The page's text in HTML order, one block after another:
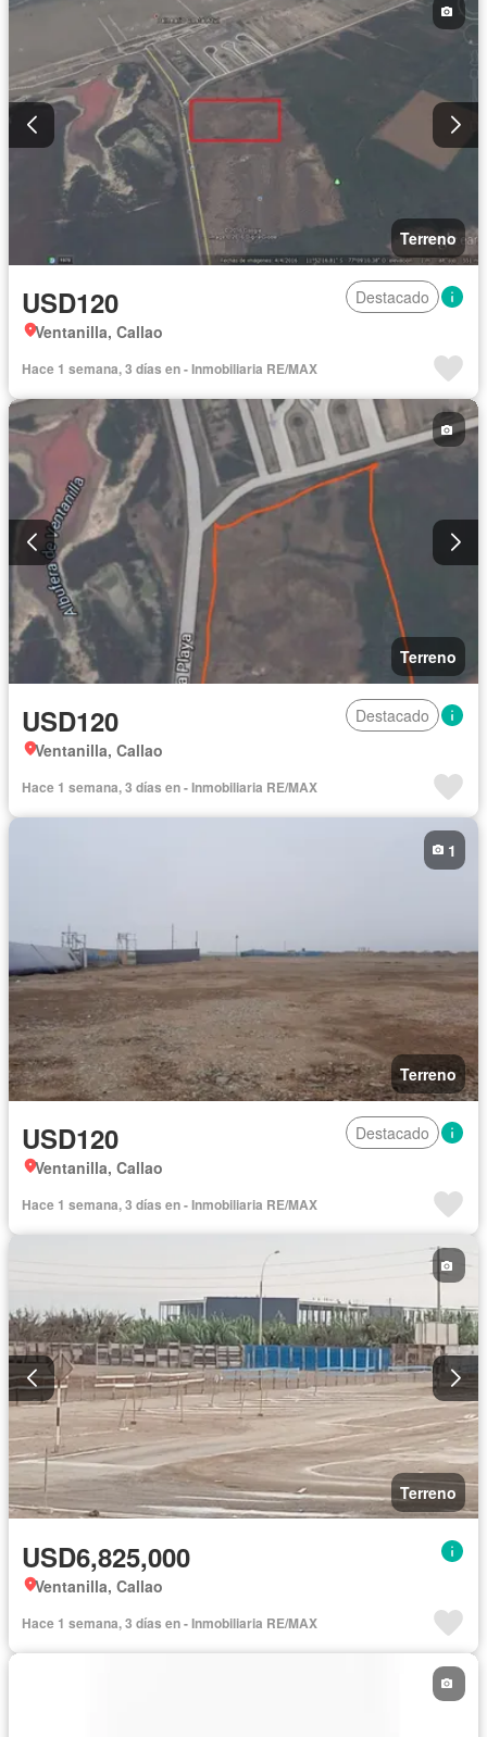
Terreno
USD120
Destacado
Ventanilla, Callao
Hace 1 semana, 3 días en - Inmobiliaria RE/MAX
Terreno
USD120
Destacado
Ventanilla, Callao
Hace 1 semana, 3 días en - Inmobiliaria RE/MAX
Terreno
1
USD120
Destacado
Ventanilla, Callao
Hace 1 semana, 3 días en - Inmobiliaria RE/MAX
Terreno
USD6,825,000
Ventanilla, Callao
Hace 1 semana, 3 días en - Inmobiliaria RE/MAX